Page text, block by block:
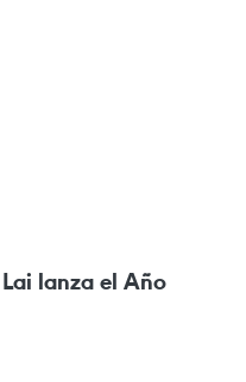
lanza el Año